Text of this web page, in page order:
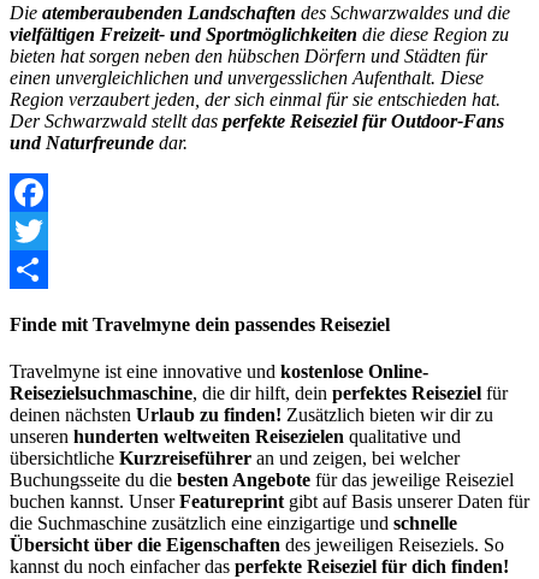
Die atemberaubenden Landschaften des Schwarzwaldes und die
vielfältigen Freizeit- und Sportmöglichkeiten die diese Region zu
bieten hat sorgen neben den hübschen Dörfern und Städten für
einen unvergleichlichen und unvergesslichen Aufenthalt. Diese
Region verzaubert jeden, der sich einmal für sie entschieden hat.
Der Schwarzwald stellt das perfekte Reiseziel für Outdoor-Fans
und Naturfreunde dar.
Facebook
Twitter
Finde mit Travelmyne dein passendes Reiseziel
Travelmyne ist eine innovative und kostenlose Online-
Reisezielsuchmaschine, die dir hilft, dein perfektes Reiseziel für
deinen nächsten Urlaub zu finden! Zusätzlich bieten wir dir zu
unseren hunderten weltweiten Reisezielen qualitative und
übersichtliche Kurzreiseführer an und zeigen, bei welcher
Buchungsseite du die besten Angebote für das jeweilige Reiseziel
buchen kannst. UnserFeatureprint gibt auf Basis unserer Daten für
die Suchmaschine zusätzlich eine einzigartige und schnelle
Übersicht über die Eigenschaften des jeweiligen Reiseziels. So
kannst du noch einfacher das perfekte Reiseziel für dich finden!